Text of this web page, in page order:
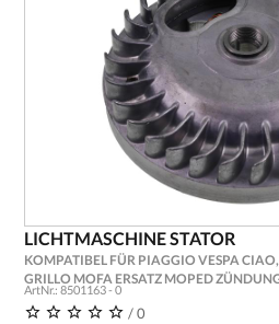
LICHTMASCHINE STATOR
KOMPATIBEL FÜR PIAGGIO VESPA
GRILLO MOFA ERSATZ MOPED
ArtNr.: 8501163 - 0
/ 0